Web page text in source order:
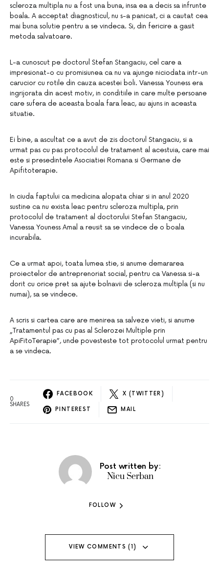
scleroza multipla nu a fost una buna, insa ea a decis sa infrunte
boala. A acceptat diagnosticul, nu s-a panicat, ci a cautat cea
mai buna solutie pentru a se vindeca. Si, din fericire a gasit
metoda salvatoare.
L-a cunoscut pe doctorul Stefan Stangaciu, cel care a
impresionat-o cu promisiunea ca nu va ajunge niciodata intr-un
carucior cu rotile din cauza acestei boli. Vanessa Youness era
ingrijorata din acest motiv, in conditiile in care multe persoane
care sufera de aceasta boala fara leac, au ajuns in aceasta
situatie.
Ei bine, a ascultat ce a avut de zis doctorul Stangaciu, si a
urmat pas cu pas protocolul de tratament al acestuia, care mai
este si presedintele Asociatiei Romana si Germane de
Apifitoterapie.
In ciuda faptului ca medicina alopata chiar si in anul 2020
sustine ca nu exista leac pentru scleroza multipla, prin
protocolul de tratament al doctorului Stefan Stangaciu,
Vanessa Youness Amal a reusit sa se vindece de o boala
incurabila.
Ce a urmat apoi, toata lumea stie, si anume demararea
proiectelor de antreprenoriat social, pentru ca Vanessa si-a
dorit cu orice pret sa ajute bolnavii de scleroza multipla (si nu
numai), sa se vindece.
A scris si cartea care are menirea sa salveze vieti, si anume
„Tratamentul pas cu pas al Sclerozei Multiple prin
ApiFitoTerapie”, unde povesteste tot protocolul urmat pentru
a se vindeca.
0
SHARES
FACEBOOK X (TWITTER)
PINTEREST MAIL
Post written by:
Nicu Serban
FOLLOW
VIEW COMMENTS (1)